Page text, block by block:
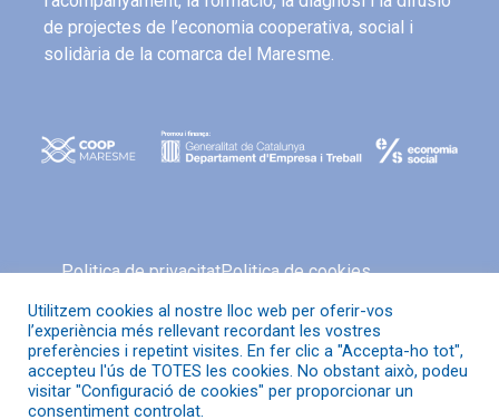
de projectes de l’economia cooperativa, social i
solidària de la comarca del Maresme.
Politica de privacitatPolitica de cookies
© Coop Maresme
Utilitzem cookies al nostre lloc web per oferir-vos
l’experiència més rellevant recordant les vostres
preferències i repetint visites. En fer clic a "Accepta-ho tot",
accepteu l'ús de TOTES les cookies. No obstant això, podeu
visitar "Configuració de cookies" per proporcionar un
consentiment controlat.